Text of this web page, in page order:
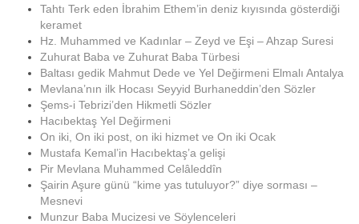
Tahtı Terk eden İbrahim Ethem’in deniz kıyısında gösterdiği
keramet
Hz. Muhammed ve Kadınlar – Zeyd ve Eşi – Ahzap Suresi
Zuhurat Baba ve Zuhurat Baba Türbesi
Baltası gedik Mahmut Dede ve Yel Değirmeni Elmalı Antalya
Mevlana’nın ilk Hocası Seyyid Burhaneddin’den Sözler
Şems-i Tebrizi’den Hikmetli Sözler
Hacıbektaş Yel Değirmeni
On iki, On iki post, on iki hizmet ve On iki Ocak
Mustafa Kemal’in Hacıbektaş’a gelişi
Pir Mevlana Muhammed Celâleddîn
Şairin Aşure günü “kime yas tutuluyor?” diye sorması –
Mesnevi
Munzur Baba Mucizesi ve Söylenceleri